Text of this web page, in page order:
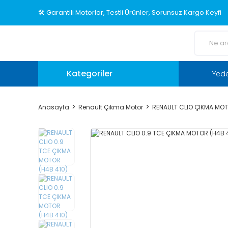
🛠️ Garantili Motorlar, Testli Ürünler, Sorunsuz Kargo Keyfi
Kategoriler
Anasayfa Renault Çıkma Motor RENAULT CLIO ÇIKMA